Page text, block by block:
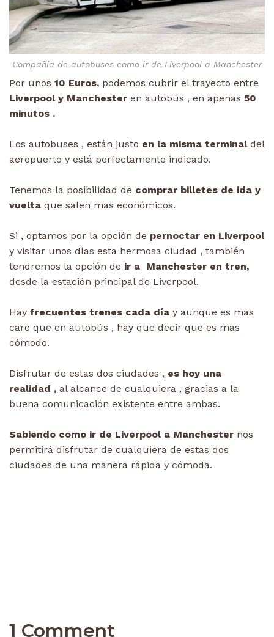
Compañía de autobuses como ir de Liverpool a Manchester
Por unos 10 Euros, podemos cubrir el trayecto entre
Liverpool y Manchester en autobús , en apenas 50
minutos .
Los autobuses , están justo en la misma terminaldel
aeropuerto y está perfectamente indicado.
Tenemos la posibilidad de comprar billetes de ida y
vuelta que salen mas económicos.
Si , optamos por la opción de pernoctar en Liverpool
y visitar unos días esta hermosa ciudad , también
tendremos la opción de ir a Manchester en tren,
desde la estación principal de Liverpool.
Hay frecuentes trenes cada día y aunque es mas
caro que en autobús , hay que decir que es mas
cómodo.
Disfrutar de estas dos ciudades , es hoy una
realidad , al alcance de cualquiera , gracias a la
buena comunicación existente entre ambas.
Sabiendo como ir de Liverpool a Manchester nos
permitirá disfrutar de cualquiera de estas dos
ciudades de una manera rápida y cómoda.
1 Comment